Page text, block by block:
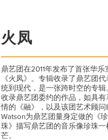
火凤
鼎艺团在2011年发布了首张华乐
《火凤》。专辑收录了鼎艺团
统到现代，是一张跨时空的专
收录鼎艺团委约的作品，如具
情的《融》，以及该团艺术顾问
Watson为鼎艺团量身定做的《
珠》描写鼎艺团的音乐像珍珠
芒。